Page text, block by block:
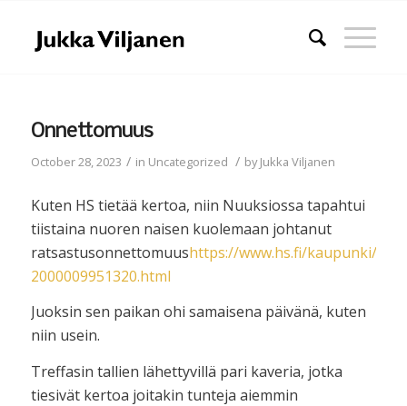
Onnettomuus
October 28, 2023 / in Uncategorized / byJukka Viljanen
Kuten HS tietää kertoa, niin Nuuksiossa tapahtui
tiistaina nuoren naisen kuolemaan johtanut
ratsastusonnettomuushttps://www.hs.fi/kaupunki/art-
2000009951320.html
Juoksin sen paikan ohi samaisena päivänä, kuten
niin usein.
Treffasin tallien lähettyvillä pari kaveria, jotka
tiesivät kertoa joitakin tunteja aiemmin